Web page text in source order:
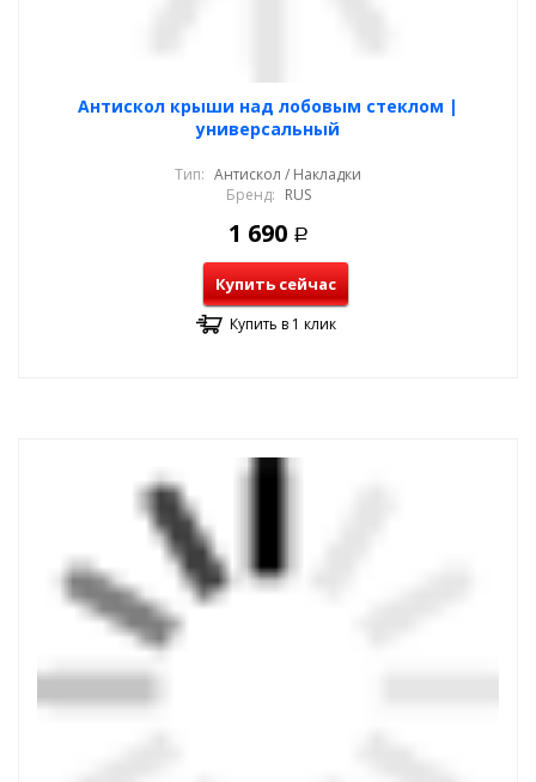
Антискол крыши над лобовым стеклом |
универсальный
Тип: Антискол / Накладки
Бренд: RUS
1 690 Р
Купить сейчас
Купить в 1 клик